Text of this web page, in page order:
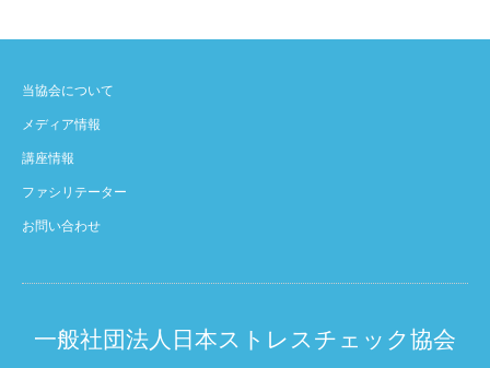
当協会について
メディア情報
講座情報
ファシリテーター
お問い合わせ
一般社団法人日本ストレスチェック協会